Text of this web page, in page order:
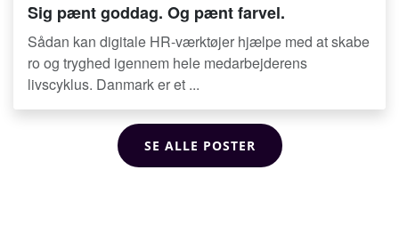
Sig pænt goddag. Og pænt farvel.
Sådan kan digitale HR-værktøjer hjælpe med at skabe
ro og tryghed igennem hele medarbejderens
livscyklus. Danmark er et ...
SE ALLE POSTER